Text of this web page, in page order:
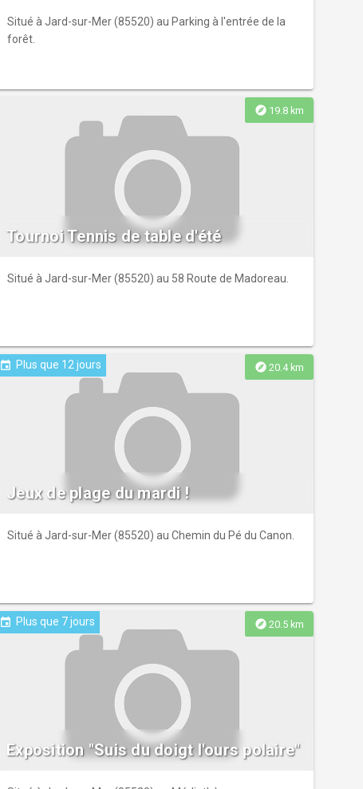
Situé à Jard-sur-Mer (85520) au Parking à l'entrée de la
forêt.
explore 19.8 km
Tournoi Tennis de table d'été
Situé à Jard-sur-Mer (85520) au 58 Route de Madoreau.
explore 20.4 km
event Plus que 12 jours
Jeux de plage du mardi !
Situé à Jard-sur-Mer (85520) au Chemin du Pé du Canon.
explore 20.5 km
event Plus que 7 jours
Exposition "Suis du doigt l'ours polaire"